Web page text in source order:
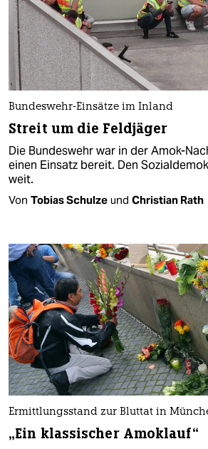
Bundeswehr-Einsätze im Inland
Streit um die Feldjäger
Die Bundeswehr war in der Amok-
einen Einsatz bereit. Den
weit.
Von Tobias Schulze und Christian Rath
Ermittlungsstand zur Bluttat in
„Ein klassischer Amoklauf“